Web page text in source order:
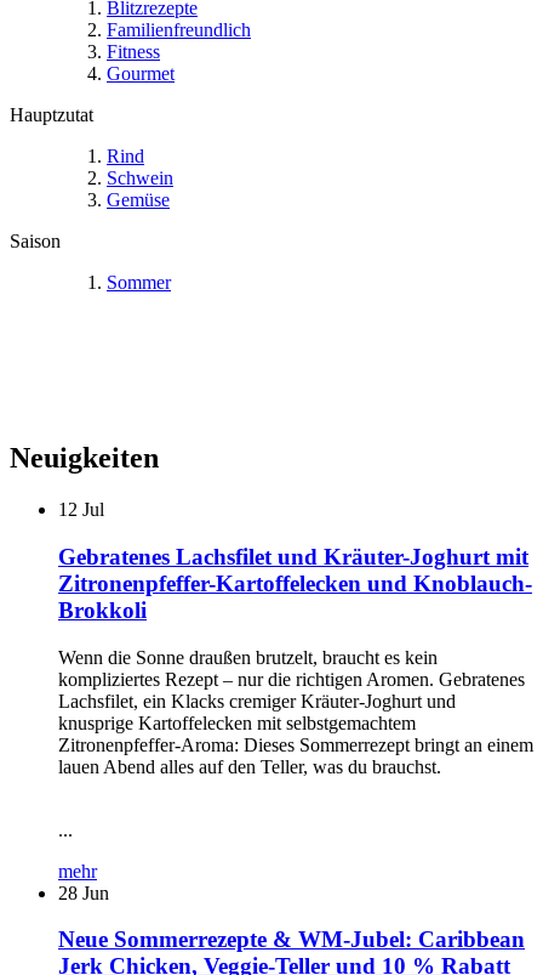
Blitzrezepte
Familienfreundlich
Fitness
Gourmet
Hauptzutat
Rind
Schwein
Gemüse
Saison
Sommer
Neuigkeiten
12 Jul
Gebratenes Lachsfilet und Kräuter-Joghurt mit
Zitronenpfeffer-Kartoffelecken und Knoblauch-
Brokkoli
Wenn die Sonne draußen brutzelt, braucht es kein
kompliziertes Rezept – nur die richtigen Aromen. Gebratenes
Lachsfilet, ein Klacks cremiger Kräuter-Joghurt und
knusprige Kartoffelecken mit selbstgemachtem
Zitronenpfeffer-Aroma: Dieses Sommerrezept bringt an einem
lauen Abend alles auf den Teller, was du brauchst.
...
mehr
28 Jun
Neue Sommerrezepte & WM-Jubel: Caribbean
Jerk Chicken, Veggie-Teller und 10 % Rabatt